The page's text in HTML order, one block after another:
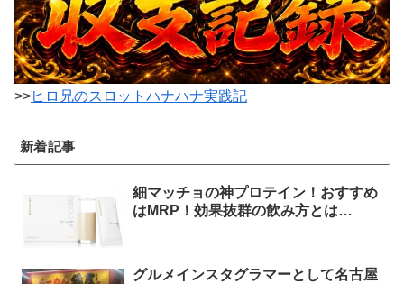
>>ヒロ兄のスロットハナハナ実践記
新着記事
細マッチョの神プロテイン！おすすめ
はMRP！効果抜群の飲み方とは…
グルメインスタグラマーとして名古屋